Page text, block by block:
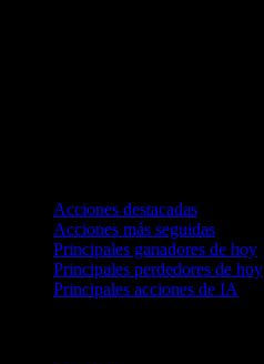
Acciones destacadas
Acciones más seguidas
Principales ganadores de hoy
Principales perdedores de hoy
Principales acciones de IA